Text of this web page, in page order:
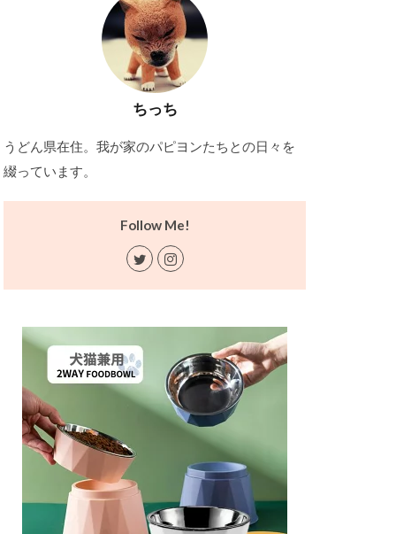
ちっち
うどん県在住。我が家のパピヨンたちとの日々を
綴っています。
Follow Me!